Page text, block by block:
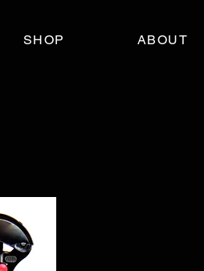
SHOP ABOUT